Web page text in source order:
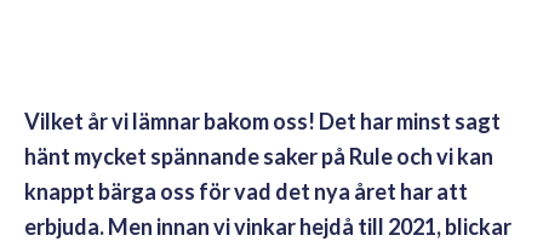
Vilket år vi lämnar bakom oss! Det har minst sagt
hänt mycket spännande saker på Rule och vi kan
knappt bärga oss för vad det nya året har att
erbjuda. Men innan vi vinkar hejdå till 2021, blickar